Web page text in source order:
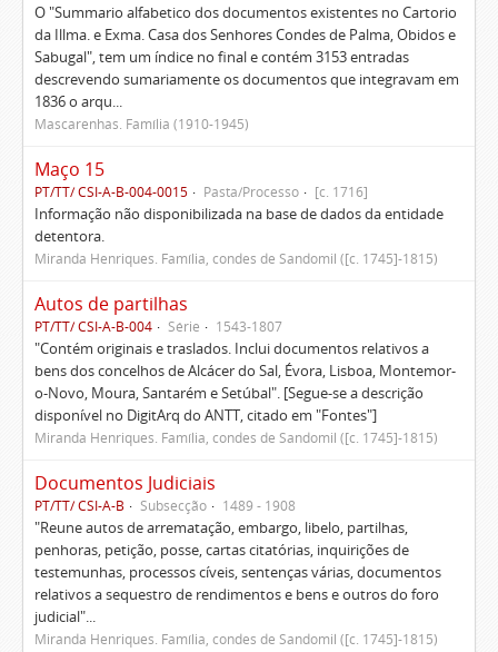
O "Summario alfabetico dos documentos existentes no Cartorio
da Illma. e Exma. Casa dos Senhores Condes de Palma, Obidos e
Sabugal", tem um índice no final e contém 3153 entradas
descrevendo sumariamente os documentos que integravam em
1836 o arqu...
Mascarenhas. Família (1910-1945)
Maço 15
PT/TT/ CSI-A-B-004-0015 Pasta/Processo [c. 1716]
Informação não disponibilizada na base de dados da entidade
detentora.
Miranda Henriques. Família, condes de Sandomil ([c. 1745]-1815)
Autos de partilhas
PT/TT/ CSI-A-B-004 Série 1543-1807
"Contém originais e traslados. Inclui documentos relativos a
bens dos concelhos de Alcácer do Sal, Évora, Lisboa, Montemor-
o-Novo, Moura, Santarém e Setúbal". [Segue-se a descrição
disponível no DigitArq do ANTT, citado em "Fontes"]
Miranda Henriques. Família, condes de Sandomil ([c. 1745]-1815)
Documentos Judiciais
PT/TT/ CSI-A-B Subsecção 1489 - 1908
"Reune autos de arrematação, embargo, libelo, partilhas,
penhoras, petição, posse, cartas citatórias, inquirições de
testemunhas, processos cíveis, sentenças várias, documentos
relativos a sequestro de rendimentos e bens e outros do foro
judicial"...
Miranda Henriques. Família, condes de Sandomil ([c. 1745]-1815)